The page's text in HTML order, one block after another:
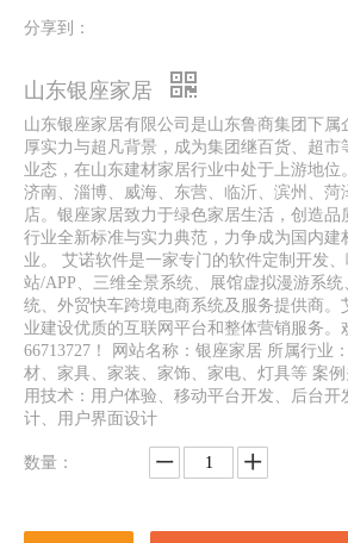
分享到：
山东银座家居
山东银座家居有限公司是山东鲁商集团下属
厚实力与超凡背景，成为集团继百货、超市
业态，在山东建材家居行业中处于上游地位
济南、淄博、威海、东营、临沂、滨州、菏
店。银座家居致力于绿色家居生活，创造品
行业全新标准与实力典范，力争成为国内建
业。 艾诺软件是一家专门的软件定制开发
站/APP、三维全景系统、展馆虚拟漫游系
统、外贸快车跨境电商系统及服务提供商。
业建设优质的互联网平台和整体营销服务。
66713727！ 网站名称：银座家居 所属行业
材、家具、家装、家饰、家电、灯具等 案
用技术：用户体验、移动平台开发、后台开
计、用户界面设计
数量：